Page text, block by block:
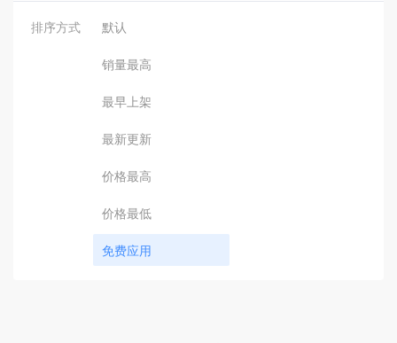
排序方式 默认
销量最高
最早上架
最新更新
价格最高
价格最低
免费应用